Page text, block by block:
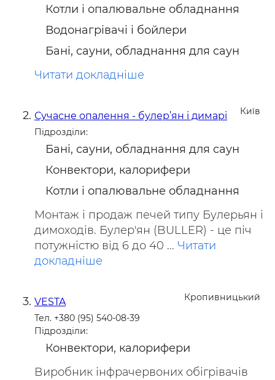
Котли і опалювальне обладнання
Водонагрівачі і бойлери
Бані, сауни, обладнання для саун
Читати докладніше
Київ
Сучасне опалення - булер’ян і димарі
Підрозділи:
Бані, сауни, обладнання для саун
Конвектори, калорифери
Котли і опалювальне обладнання
Монтаж і продаж печей типу Булерьян і
димоходів. Булер'ян (BULLER) - це піч
потужністю від 6 до 40 ... Читати
докладніше
Кропивницький
VESTA
Тел. +380 (95) 540-08-39
Підрозділи:
Конвектори, калорифери
Виробник інфрачервоних обігрівачів